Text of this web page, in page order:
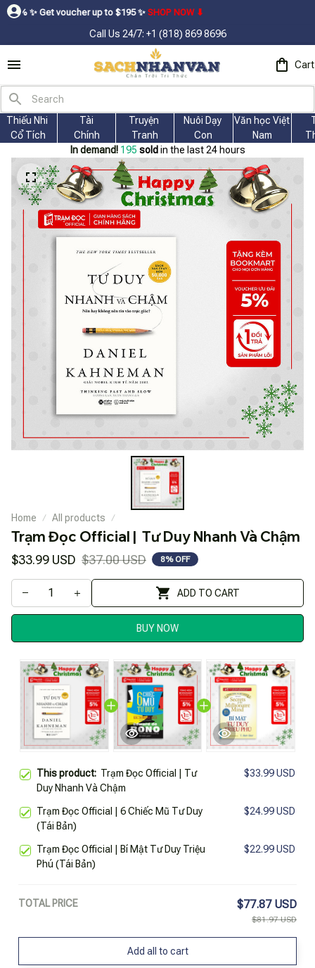
up to $195ㅤ ✨ㅤSHOP NOW ⬇
Call Us 24/7: +1 (818) 869 8696
Cart
Thiếu Nhi
Cổ Tích
Tài
Chính
Truyện
Tranh
Nuôi Dạy
Con
Văn học Việt
Nam
In demand! 197 sold in the last 24 hours
Home All products
Trạm Đọc Official |  Tư Duy Nhanh Và Chậm
$33.99 USD $37.00 USD 8% OFF
ADD TO CART
BUY NOW
This product: Trạm Đọc Official | Tư
Duy Nhanh Và Chậm
$33.99 USD
Trạm Đọc Official | 6 Chiếc Mũ Tư Duy
(Tái Bản)
$24.99 USD
Trạm Đọc Official | Bí Mật Tư Duy Triệu
Phú (Tái Bản)
$22.99 USD
TOTAL PRICE $77.87 USD
$81.97 USD
Add all to cart